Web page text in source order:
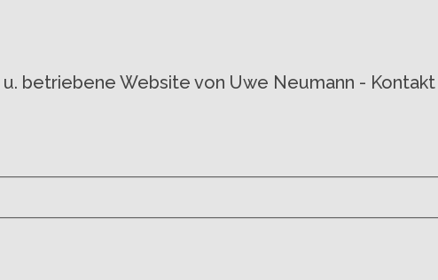
betriebene Website von Uwe Neumann -